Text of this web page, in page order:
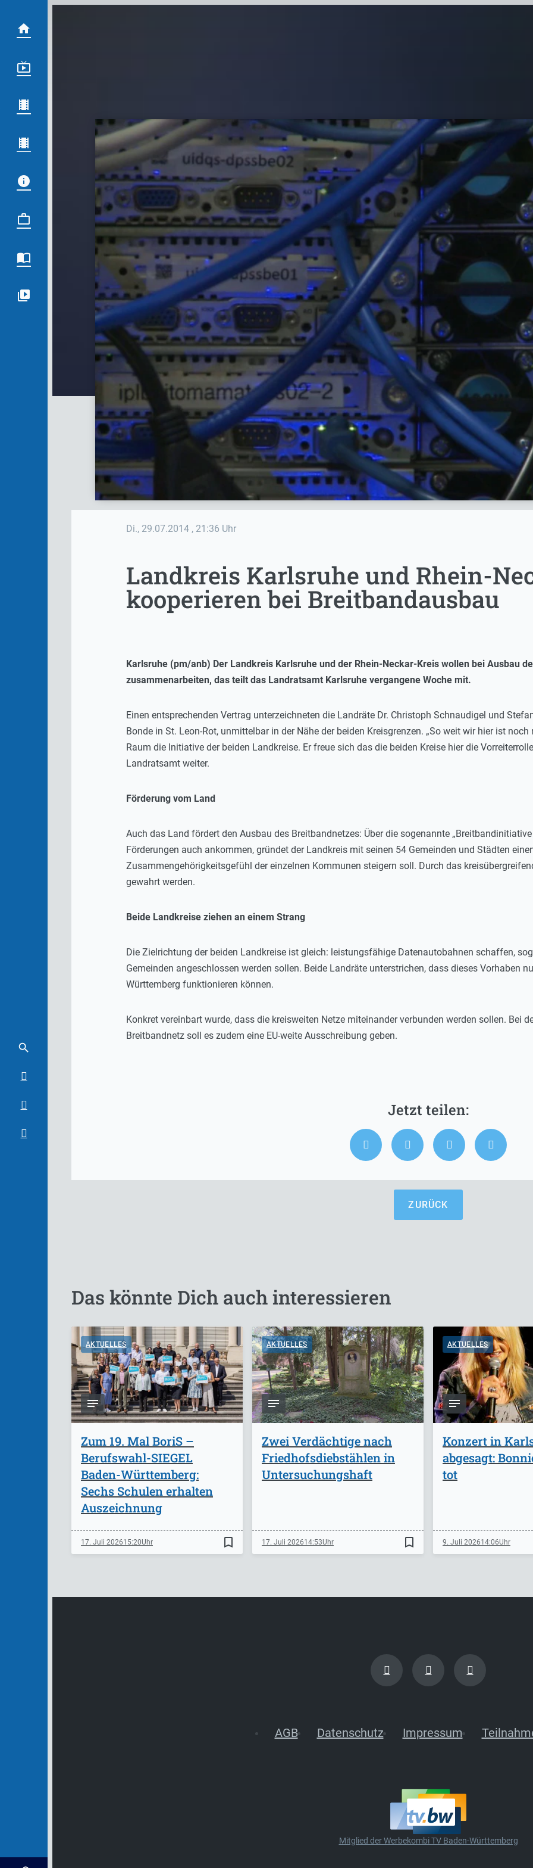
Di., 29.07.2014 , 21:36 Uhr
Landkreis Karlsruhe und Rhein-
kooperieren bei Breitbandausbau
Karlsruhe (pm/anb) Der Landkreis Karlsruhe und der Rhein-Neckar-Kreis wollen bei Ausbau
zusammenarbeiten, das teilt das Landratsamt Karlsruhe vergangene Woche mit.
Einen entsprechenden Vertrag unterzeichneten die Landräte Dr. Christoph Schnaudigel und
Bonde in St. Leon-Rot, unmittelbar in der Nähe der beiden Kreisgrenzen. „So weit wir hier ist
Raum die Initiative der beiden Landkreise. Er freue sich das die beiden Kreise hier die
Landratsamt weiter.
Förderung vom Land
Auch das Land fördert den Ausbau des Breitbandnetzes: Über die sogenannte
Förderungen auch ankommen, gründet der Landkreis mit seinen 54 Gemeinden und Städten
Zusammengehörigkeitsgefühl der einzelnen Kommunen steigern soll. Durch das
gewahrt werden.
Beide Landkreise ziehen an einem Strang
Die Zielrichtung der beiden Landkreise ist gleich: leistungsfähige Datenautobahnen schaffen,
Gemeinden angeschlossen werden sollen. Beide Landräte unterstrichen, dass dieses Vorhaben
Württemberg funktionieren können.
Konkret vereinbart wurde, dass die kreisweiten Netze miteinander verbunden werden sollen. Bei
Breitbandnetz soll es zudem eine EU-weite Ausschreibung geben.
ZURÜCK
Das könnte Dich auch interessieren
AKTUELLES
Zum 19. Mal BoriS –
Berufswahl-SIEGEL
Baden-Württemberg:
Sechs Schulen erhalten
Auszeichnung
17. Juli 202615:20 bookmark_border
AKTUELLES
Zwei Verdächtige nach
Friedhofsdiebstählen in
Untersuchungshaft
17. Juli 202614:53 bookmark_border
AKTUELLES
Konzert in
abgesagt:
tot
9. Juli 202614:06
AGB Datenschutz Impressum
Mitglied der Werbekombi TV Baden-Württemberg